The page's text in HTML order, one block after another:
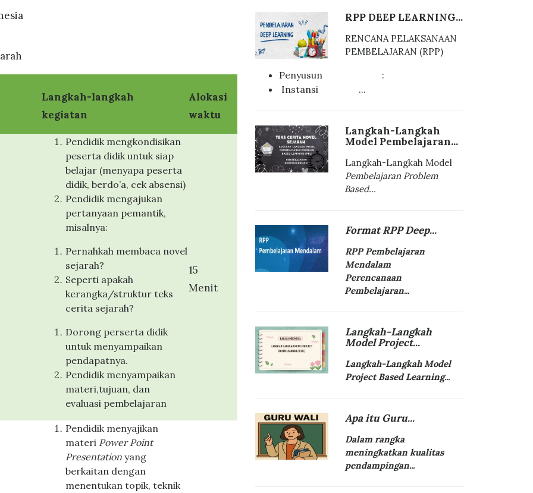
Langkah-langkah
kegiatan
Alokasi
waktu
Pendidik mengkondisikan
peserta didik untuk siap
belajar (menyapa peserta
didik, berdo’a, cek absensi)
Pendidik mengajukan
pertanyaan pemantik,
misalnya:
Pernahkah membaca novel
sejarah?
Seperti apakah
kerangka/struktur teks
cerita sejarah?
Dorong perserta didik
untuk menyampaikan
pendapatnya.
Pendidik menyampaikan
materi,tujuan, dan
evaluasi pembelajaran
15
Menit
Pendidik menyajikan
materi Power Point
Presentation yang
berkaitan dengan
menentukan topik, teknik
RPP DEEP LEARNING...
RENCANA PELAKSANAAN
PEMBELAJARAN (RPP)
Penyusun :
Instansi ...
Langkah-Langkah
Model Pembelajaran...
Langkah-Langkah Model
Pembelajaran Problem
Based...
Format RPP Deep...
RPP Pembelajaran
Mendalam
Perencanaan
Pembelajaran...
Langkah-Langkah
Model Project...
Langkah-Langkah Model
Project Based Learning...
Apa itu Guru...
Dalam rangka
meningkatkan kualitas
pendampingan...